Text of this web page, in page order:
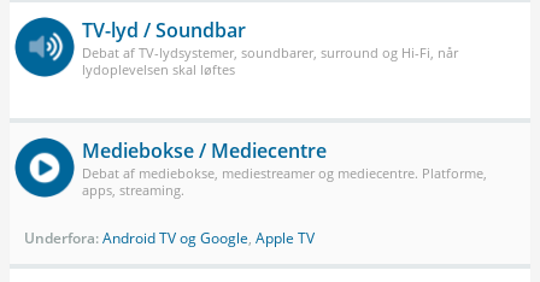
TV-lyd / Soundbar
Debat af TV-lydsystemer, soundbarer, surround og Hi-Fi, når
lydoplevelsen skal løftes
Mediebokse / Mediecentre
Debat af mediebokse, mediestreamer og mediecentre. Platforme,
apps, streaming.
Underfora:Android TV og Google, Apple TV